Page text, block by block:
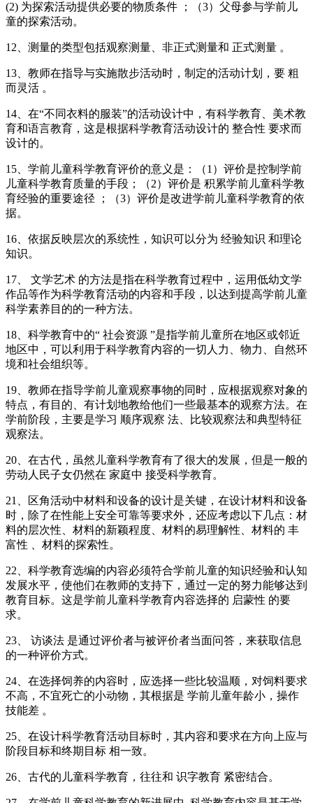
(2) 为探索活动提供必要的物质条件 ；（3）父母参与学前儿
童的探索活动。
12、测量的类型包括观察测量、非正式测量和 正式测量 。
13、教师在指导与实施散步活动时，制定的活动计划，要 粗
而灵活 。
14、在“不同衣料的服装”的活动设计中，有科学教育、美术教
育和语言教育，这是根据科学教育活动设计的 整合性 要求而
设计的。
15、学前儿童科学教育评价的意义是：（1）评价是控制学前
儿童科学教育质量的手段；（2）评价是 积累学前儿童科学教
育经验的重要途径 ；（3）评价是改进学前儿童科学教育的依
据。
16、依据反映层次的系统性，知识可以分为 经验知识 和理论
知识。
17、 文学艺术 的方法是指在科学教育过程中，运用低幼文学
作品等作为科学教育活动的内容和手段，以达到提高学前儿童
科学素养目的的一种方法。
18、科学教育中的“ 社会资源 ”是指学前儿童所在地区或邻近
地区中，可以利用于科学教育内容的一切人力、物力、自然环
境和社会组织等。
19、教师在指导学前儿童观察事物的同时，应根据观察对象的
特点，有目的、有计划地教给他们一些最基本的观察方法。在
学前阶段，主要是学习 顺序观察 法、比较观察法和典型特征
观察法。
20、在古代，虽然儿童科学教育有了很大的发展，但是一般的
劳动人民子女仍然在 家庭中 接受科学教育。
21、区角活动中材料和设备的设计是关键，在设计材料和设备
时，除了在性能上安全可靠等要求外，还应考虑以下几点：材
料的层次性、材料的新颖程度、材料的易理解性、材料的 丰
富性 、材料的探索性。
22、科学教育选编的内容必须符合学前儿童的知识经验和认知
发展水平，使他们在教师的支持下，通过一定的努力能够达到
教育目标。这是学前儿童科学教育内容选择的 启蒙性 的要
求。
23、 访谈法 是通过评价者与被评价者当面问答，来获取信息
的一种评价方式。
24、在选择饲养的内容时，应选择一些比较温顺，对饲料要求
不高，不宜死亡的小动物，其根据是 学前儿童年龄小，操作
技能差 。
25、在设计科学教育活动目标时，其内容和要求在方向上应与
阶段目标和终期目标 相一致。
26、古代的儿童科学教育，往往和 识字教育 紧密结合。